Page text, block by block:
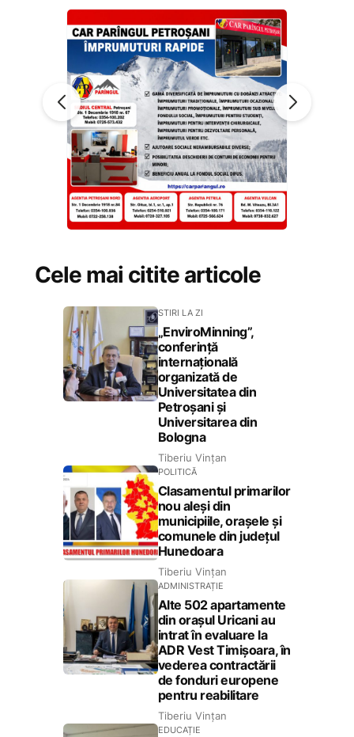
Cele mai citite articole
STIRI LA ZI
„EnviroMinning”,
conferință
internațională
organizată de
Universitatea din
Petroșani și
Universitarea din
Bologna
Tiberiu Vințan
POLITICĂ
Clasamentul primarilor
nou aleși din
municipiile, orașele și
comunele din județul
Hunedoara
Tiberiu Vințan
ADMINISTRAȚIE
Alte 502 apartamente
din orașul Uricani au
intrat în evaluare la
ADR Vest Timișoara, în
vederea contractării
de fonduri europene
pentru reabilitare
Tiberiu Vințan
EDUCAȚIE